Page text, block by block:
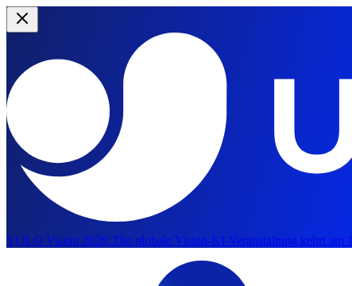
YOLO Vision 2026: Die globale Vision-KI-Veranstaltung kehrt am